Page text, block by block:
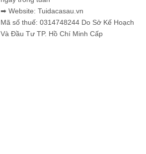
➡ Website: Tuidacasau.vn
Mã số thuế: 0314748244 Do Sở Kế Hoạch
Và Đầu Tư TP. Hồ Chí Minh Cấp